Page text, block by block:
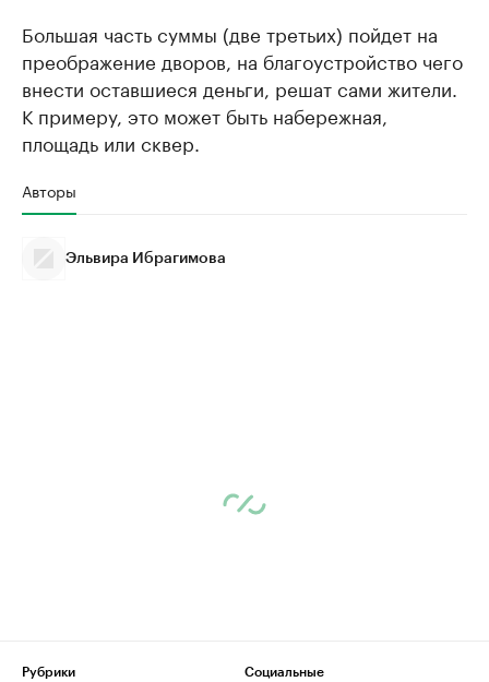
Большая часть суммы (две третьих) пойдет на
преображение дворов, на благоустройство чего
внести оставшиеся деньги, решат сами жители.
К примеру, это может быть набережная,
площадь или сквер.
Авторы
Эльвира Ибрагимова
Рубрики
Социальные